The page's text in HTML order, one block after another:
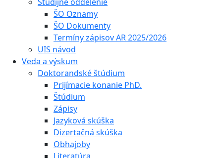
ŠO Oznamy
ŠO Dokumenty
Termíny zápisov AR 2025/2026
UIS návod
Veda a výskum
Doktorandské štúdium
Prijímacie konanie PhD.
Štúdium
Zápisy
Jazyková skúška
Dizertačná skúška
Obhajoby